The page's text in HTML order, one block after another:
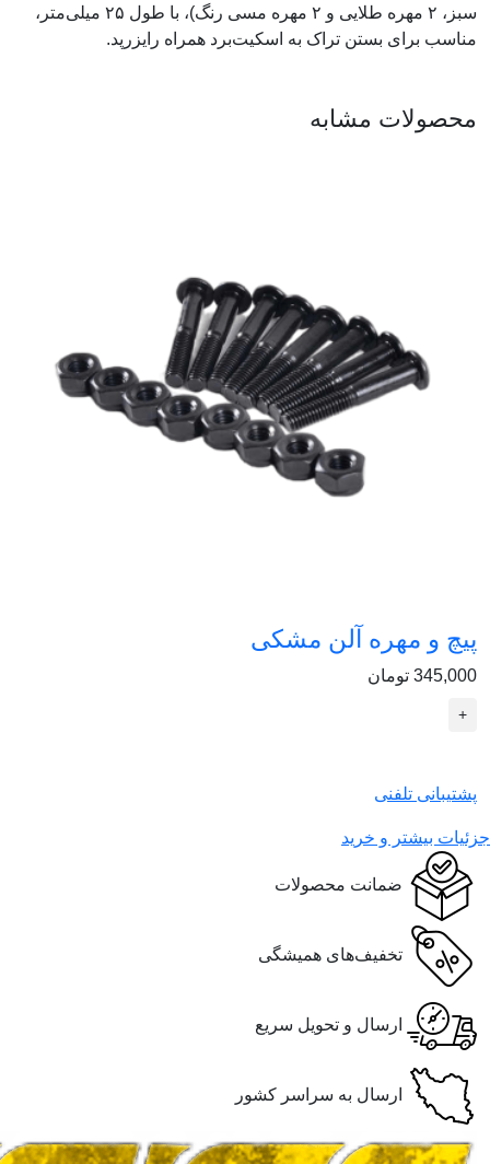
سبز، ۲ مهره طلایی و ۲ مهره مسی رنگ)، با طول ۲۵ میلی‌متر،
مناسب برای بستن تراک به اسکیت‌برد همراه رایزرپد.
محصولات مشابه
پیچ و مهره آلن مشکی
345,000 تومان
+
پشتیبانی تلفنی
جزئیات بیشتر و خرید
ضمانت محصولات
تخفیف‌های همیشگی
ارسال و تحویل سریع
ارسال به سراسر کشور